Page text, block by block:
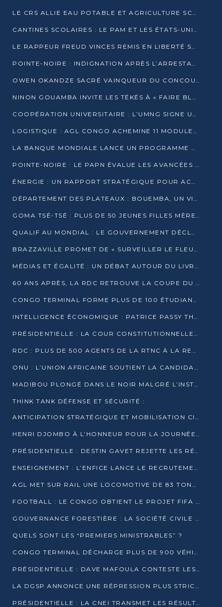
LE CRS ALLIE EAU POTABLE ET AGRICULTURE SCOLAIRE AU CŒUR DE LA TRANSFORMATION DES ÉCOLES RURALES
CANTINES SCOLAIRES : LE PAM ET LES ÉTATS-UNIS AU CONTACT DES ÉCOLIERS DE KINKALA
LE RAPPEUR FREUD VINCES REMIS EN LIBERTÉ SOUS PRESSION MÉDIATIQUE
POINTE-NOIRE : INDIGNATION APRÈS L’ARRESTATION DU RAPPEUR FREUD VINCES
OWEN OKANDZE SACRÉ VAINQUEUR DU CONCOURS SLAM POUR LA VIE
NINON GOUAMBA INVITE LES TÉKÉS À « FAIRE BLOC » POUR PESER DANS LE DÉBAT NATIONAL
COOPÉRATION UNIVERSITAIRE : L’UMNG SIGNE UN ACCORD STRATÉGIQUE AVEC L’UNIVERSITÉ HAINAN EN CHINE
LOGISTIQUE : AGL CONGO ACHEMINE 11 MODULES GÉANTS JUSQU’À BRAZZAVILLE
LA BANQUE MONDIALE LANCE UN PROGRAMME DE 394 MILLIONS DE DOLLARS POUR LE BASSIN DU CONGO
POINTE-NOIRE : LE PAPN ÉVALUE LES AVANCÉES DU MÔLE EST
ÉNERGIE : UN RAPPORT STRATÉGIQUE POUR ACCÉLÉRER LA TRANSITION AU CONGO
DÉPARTEMENT DES PLATEAUX : BOUEMBA, UN VIVIER ÉCONOMIQUE PRÊT À EXPLOSER
GOMA TSÉ-TSÉ : PLUS DE 50 JEUNES FILLES MÈRES SENSIBILISÉES À LA SANTÉ SEXUELLE
QUALIF AU MONDIAL : LE GOUVERNEMENT DÉCLARE LA JOURNÉE DU 1ER AVRIL 2026 CHÔMÉE ET PAYÉE
BRAZZAVILLE PROMET DE « SURVEILLER LE FLEUVE » APRÈS LA QUALIFICATION DE LA RDC AU MONDIAL
MÉDIAS ET ÉGALITÉ : UN DÉBAT AUTOUR DU LIVRE « CES FEMMES QUI REPRENNENT LE POUVOIR SUR LEUR VIE »
60 ANS APRÈS, LA RDC RETROUVE LA COUPE DU MONDE
CONGO TERMINAL FORME PLUS DE 100 ÉTUDIANTS AUX TECHNIQUES D’EMBAUCHE
INTELLIGENCE ÉCONOMIQUE : PATRICE PASSY THÉORISE UNE STRATÉGIE ADAPTÉE AUX CONTEXTES FRAGMENTÉS
PRÉSIDENTIELLE : LA COUR CONSTITUTIONNELLE CONFIRME LA VICTOIRE DE SASSOU NGUESSO AVEC 94,90 % DES SUFFRAGES
RDC : PLUS DE 500 AGENTS DE LA RTNC À LA RETRAITE, UNE PAGE SE TOURNE
ONU : L’UNION AFRICAINE SOUTIENT LA CANDIDATURE DE MACKY SALL
MADIBOU PLONGÉ DANS LE NOIR MALGRÉ L’INSTALLATION D’UN NOUVEAU TRANSFORMATEUR
THINK TANK DÉFENSE ET SÉCURITÉ :
ANTICIPATION STRATÉGIQUE ET MOBILISATION CITOYENNE POUR NOTRE SOUVERAINETÉ NATIONALE
HENRI DJOMBO À L’HONNEUR POUR LA JOURNÉE MONDIALE DU THÉÂTRE
PRÉSIDENTIELLE : DESTIN GAVET REJETTE LES RÉSULTATS ET APPELLE À UN DIALOGUE NATIONAL
ENSEIGNEMENT : L’ENFICE LANCE LE RECRUTEMENT DE SA PREMIÈRE PROMOTION DE PROFESSEURS DES ÉCOLES
AGL MET SUR RAIL UNE LOCOMOTIVE DE 83 TONNES À POINTE-NOIRE
FOOTBALL : LE CONGO OBTIENT LE PROJET FIFA ARENA POUR SES 15 DÉPARTEMENTS
GOUVERNANCE FORESTIÈRE : LA SOCIÉTÉ CIVILE CONGOLAISE AFFICHE SES PRIORITÉS POUR 2026
QUELS SONT LES “PREMIERS MINISTRABLES” ?
CONGO TERMINAL DÉCHARGE PLUS DE 900 VÉHICULES EN QUELQUES HEURES
PRÉSIDENTIELLE : DAVE MAFOULA CONTESTE LES RÉSULTATS PROVISOIRES
LA DGSP ANNONCE UNE RÉPRESSION PLUS STRICTE CONTRE LES MOTO-TAXIS
PRÉSIDENTIELLE : LA CNEI TRANSMET LES RÉSULTATS PROVISOIRES À LA COUR CONSTITUTIONNELLE